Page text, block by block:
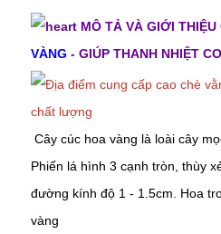
MÔ TẢ VÀ GIỚI THIỆU
VÀNG - GIÚP THANH NHIỆT
Cây cúc hoa vàng là loài cây
Phiến lá hình 3 cạnh tròn, thùy
đường kính độ 1 - 1.5cm. Hoa
vàng